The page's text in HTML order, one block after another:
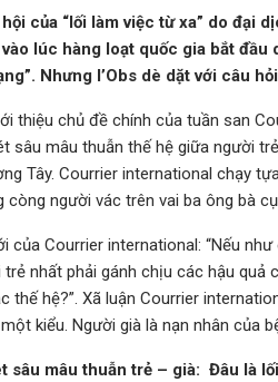
của “lối làm việc từ xa” do đại
lúc hàng loạt quốc gia bắt đầu
Nhưng l’Obs dè dặt với câu
thiệu chủ đề chính của tuần san
sâu mâu thuẫn thế hệ giữa người
Tây. Courrier international chạy
còng người vác trên vai ba ông bà
của Courrier international: “Nếu
nhất phải gánh chịu các hậu
thế hệ?”. Xã luận Courrier
kiểu. Người già là nạn nhân của
sâu mâu thuẫn trẻ – già: Đâu là